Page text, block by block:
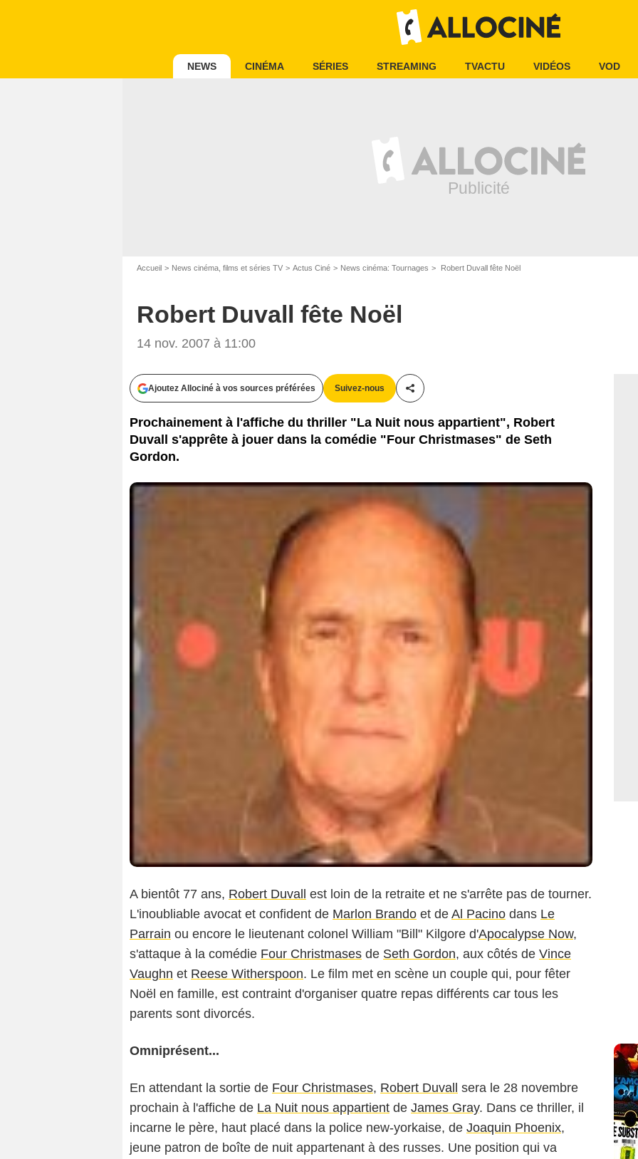
NEWS CINÉMA SÉRIES STREAMING TVACTU VIDÉOS VOD
Accueil News cinéma, films et séries TV Actus Ciné News cinéma: Tournages Robert Duvall fête Noël
Robert Duvall fête Noël
14 nov. 2007 à 11:00
Ajoutez Allociné à vos sources préférées Suivez-nous
Partager cet article
Prochainement à l'affiche du thriller "La Nuit nous appartient", Robert
Duvall s'apprête à jouer dans la comédie "Four Christmases" de Seth
Gordon.
A bientôt 77 ans, Robert Duvall est loin de la retraite et ne s'arrête pas de tourner.
L'inoubliable avocat et confident de Marlon Brando et de Al Pacino dans Le
Parrain ou encore le lieutenant colonel William "Bill" Kilgore d'Apocalypse Now,
s'attaque à la comédie Four Christmases de Seth Gordon, aux côtés de Vince
Vaughn et Reese Witherspoon. Le film met en scène un couple qui, pour fêter
Noël en famille, est contraint d'organiser quatre repas différents car tous les
parents sont divorcés.
Omniprésent...
En attendant la sortie de Four Christmases, Robert Duvall sera le 28 novembre
prochain à l'affiche de La Nuit nous appartient de James Gray. Dans ce thriller, il
incarne le père, haut placé dans la police new-yorkaise, de Joaquin Phoenix,
jeune patron de boîte de nuit appartenant à des russes. Une position qui va